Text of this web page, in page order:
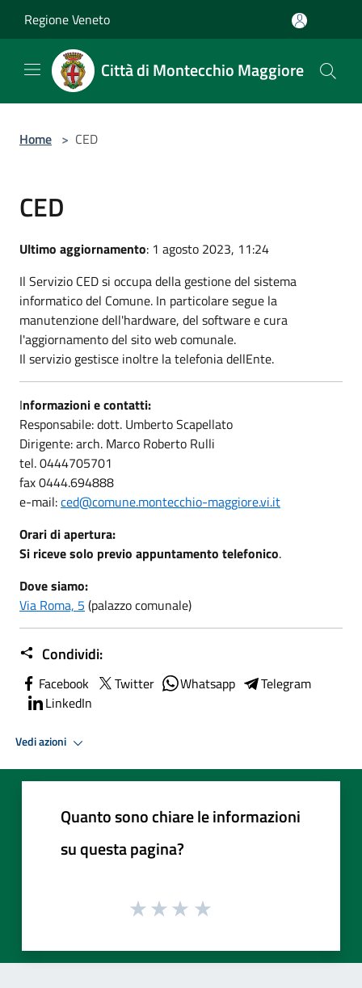
Regione Veneto
Città di Montecchio Maggiore
Home > CED
CED
Ultimo aggiornamento: 1 agosto 2023, 11:24
Il Servizio CED si occupa della gestione del sistema
informatico del Comune. In particolare segue la
manutenzione dell'hardware, del software e cura
l'aggiornamento del sito web comunale.
Il servizio gestisce inoltre la telefonia dellEnte.
Informazioni e contatti:
Responsabile: dott. Umberto Scapellato
Dirigente: arch. Marco Roberto Rulli
tel. 0444705701
fax 0444.694888
e-mail:ced@comune.montecchio-maggiore.vi.it
Orari di apertura:
Si riceve solo previo appuntamento telefonico.
Dove siamo:
Via Roma, 5 (palazzo comunale)
Condividi:
Facebook Twitter Whatsapp
Telegram
LinkedIn
Vedi azioni
Quanto sono chiare le informazioni
su questa pagina?